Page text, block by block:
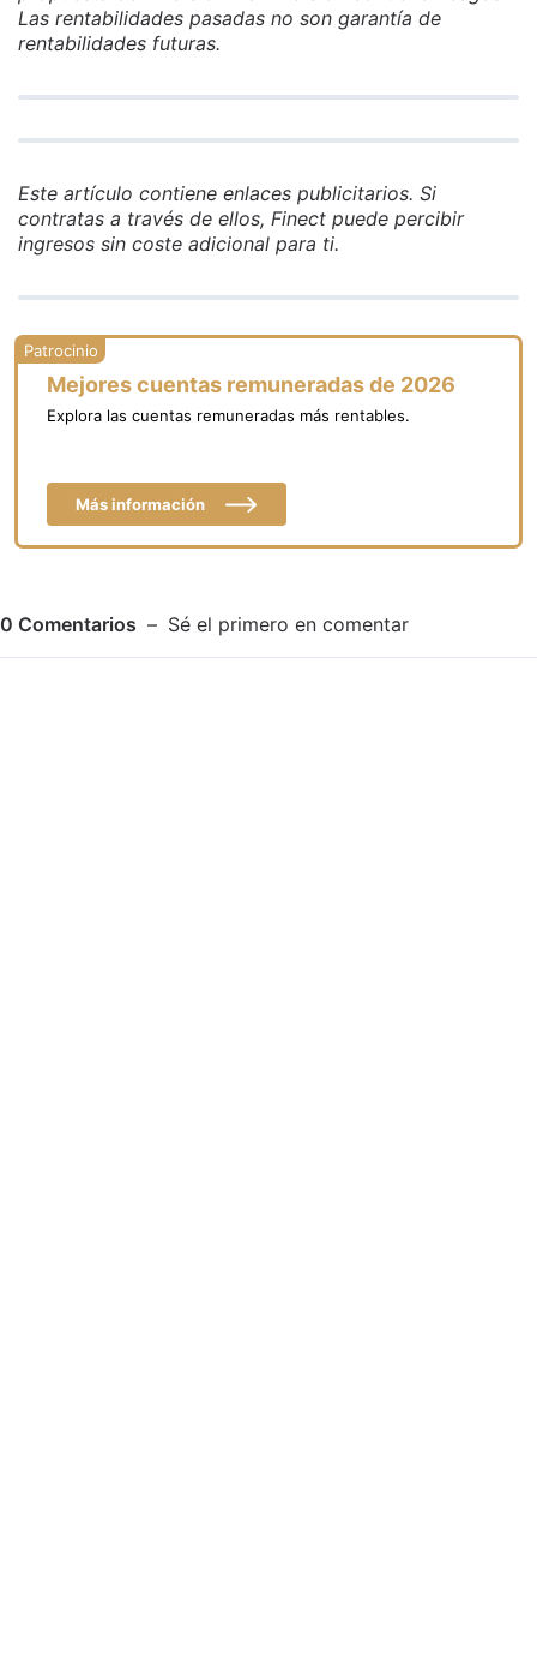
Las rentabilidades pasadas no son garantía de
rentabilidades futuras.
Este artículo contiene enlaces publicitarios. Si
contratas a través de ellos, Finect puede percibir
ingresos sin coste adicional para ti.
Mejores cuentas remuneradas de 2026
Explora las cuentas remuneradas más rentables.
Más información
0 Comentarios Sé el primero en comentar